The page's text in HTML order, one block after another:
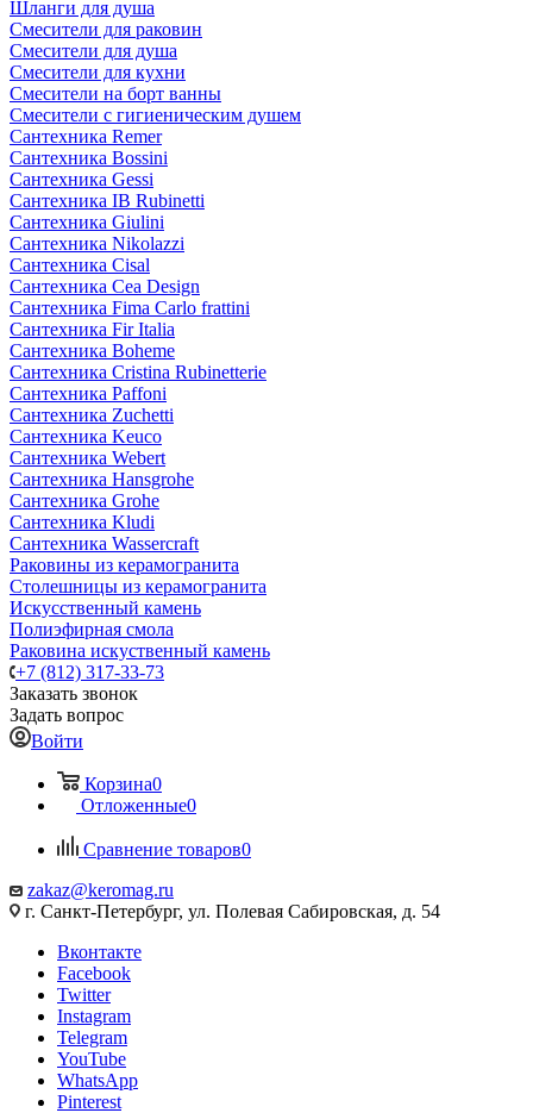
Шланги для душа
Смесители для раковин
Смесители для душа
Смесители для кухни
Смесители на борт ванны
Смесители с гигиеническим душем
Сантехника Remer
Сантехника Bossini
Сантехника Gessi
Сантехника IB Rubinetti
Сантехника Giulini
Сантехника Nikolazzi
Сантехника Cisal
Сантехника Cea Design
Сантехника Fima Carlo frattini
Сантехника Fir Italia
Сантехника Boheme
Сантехника Cristina Rubinetterie
Сантехника Paffoni
Сантехника Zuchetti
Сантехника Keuco
Сантехника Webert
Сантехника Hansgrohe
Сантехника Grohe
Сантехника Kludi
Сантехника Wassercraft
Раковины из керамогранита
Столешницы из керамогранита
Искусственный камень
Полиэфирная смола
Раковина искуственный камень
+7 (812) 317-33-73
Заказать звонок
Задать вопрос
Войти
Корзина0
Отложенные0
Сравнение товаров0
zakaz@keromag.ru
г. Санкт-Петербург, ул. Полевая Сабировская, д. 54
Вконтакте
Facebook
Twitter
Instagram
Telegram
YouTube
WhatsApp
Pinterest